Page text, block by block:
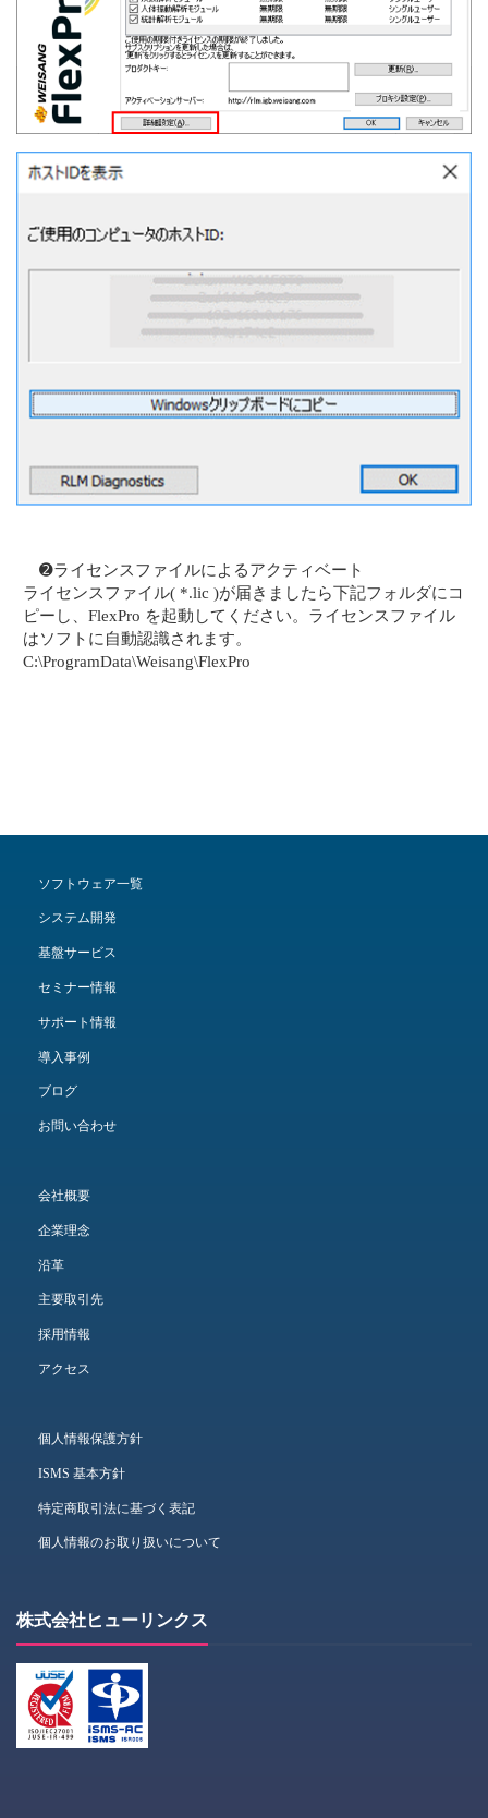
➋ライセンスファイルによるアクティベート
ライセンスファイル( *.lic )が届きましたら下記フォルダにコ
ピーし、FlexPro を起動してください。ライセンスファイル
はソフトに自動認識されます。
C:\ProgramData\Weisang\FlexPro
ソフトウェア一覧
システム開発
基盤サービス
セミナー情報
サポート情報
導入事例
ブログ
お問い合わせ
会社概要
企業理念
沿革
主要取引先
採用情報
アクセス
個人情報保護方針
ISMS 基本方針
特定商取引法に基づく表記
個人情報のお取り扱いについて
株式会社ヒューリンクス